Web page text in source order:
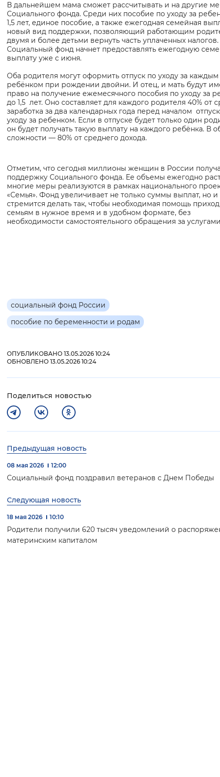
В дальнейшем мама сможет рассчитывать и на другие
Социального фонда. Среди них пособие по уходу за
1,5 лет, единое пособие, а также ежегодная семейная
новый вид поддержки, позволяющий работающим
двумя и более детьми вернуть часть уплаченных налогов.
Социальный фонд начнет предоставлять ежегодную
выплату уже с июня.
Оба родителя могут оформить отпуск по уходу за каждым
ребёнком при рождении двойни. И отец, и мать будут
право на получение ежемесячного пособия по уходу за
до 1,5 лет. Оно составляет для каждого родителя 40% от
заработка за два календарных года перед началом
уходу за ребенком. Если в отпуске будет только один
он будет получать такую выплату на каждого ребёнка. В
сложности — 80% от среднего дохода.
Отметим, что сегодня миллионы женщин в России
поддержку Социального фонда. Ее объемы ежегодно
многие меры реализуются в рамках национального
«Семья». Фонд увеличивает не только суммы выплат, но и
стремится делать так, чтобы необходимая помощь
семьям в нужное время и в удобном формате, без
необходимости самостоятельного обращения за
ОПУБЛИКОВАНО 13.05.2026 10:24
ОБНОВЛЕНО 13.05.2026 10:24
Поделиться новостью
Предыдущая новость
08 мая 2026 12:00
Социальный фонд поздравил ветеранов с Днем Победы
Следующая новость
18 мая 2026 10:10
Родители получили 620 тысяч уведомлений о
материнским капиталом
социальный фонд России
пособие по беременности и родам